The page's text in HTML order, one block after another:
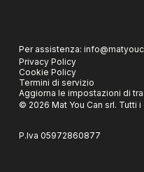
Per assistenza:
Privacy Policy
Cookie Policy
Termini di servizio
Aggiorna le impostazioni di
© 2026 Mat You Can srl. Tutti i
P.Iva 05972860877